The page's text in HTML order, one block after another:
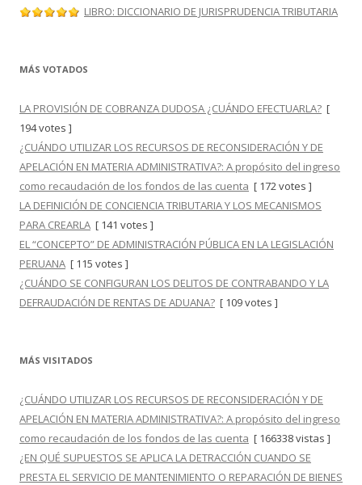
LIBRO: DICCIONARIO DE JURISPRUDENCIA TRIBUTARIA
MÁS VOTADOS
LA PROVISIÓN DE COBRANZA DUDOSA ¿CUÁNDO EFECTUARLA? [
194 votes ]
¿CUÁNDO UTILIZAR LOS RECURSOS DE RECONSIDERACIÓN Y DE
APELACIÓN EN MATERIA ADMINISTRATIVA?: A propósito del ingreso
como recaudación de los fondos de las cuenta [ 172 votes ]
LA DEFINICIÓN DE CONCIENCIA TRIBUTARIA Y LOS MECANISMOS
PARA CREARLA [ 141 votes ]
EL “CONCEPTO” DE ADMINISTRACIÓN PÚBLICA EN LA LEGISLACIÓN
PERUANA [ 115 votes ]
¿CUÁNDO SE CONFIGURAN LOS DELITOS DE CONTRABANDO Y LA
DEFRAUDACIÓN DE RENTAS DE ADUANA? [ 109 votes ]
MÁS VISITADOS
¿CUÁNDO UTILIZAR LOS RECURSOS DE RECONSIDERACIÓN Y DE
APELACIÓN EN MATERIA ADMINISTRATIVA?: A propósito del ingreso
como recaudación de los fondos de las cuenta [ 166338 vistas ]
¿EN QUÉ SUPUESTOS SE APLICA LA DETRACCIÓN CUANDO SE
PRESTA EL SERVICIO DE MANTENIMIENTO O REPARACIÓN DE BIENES